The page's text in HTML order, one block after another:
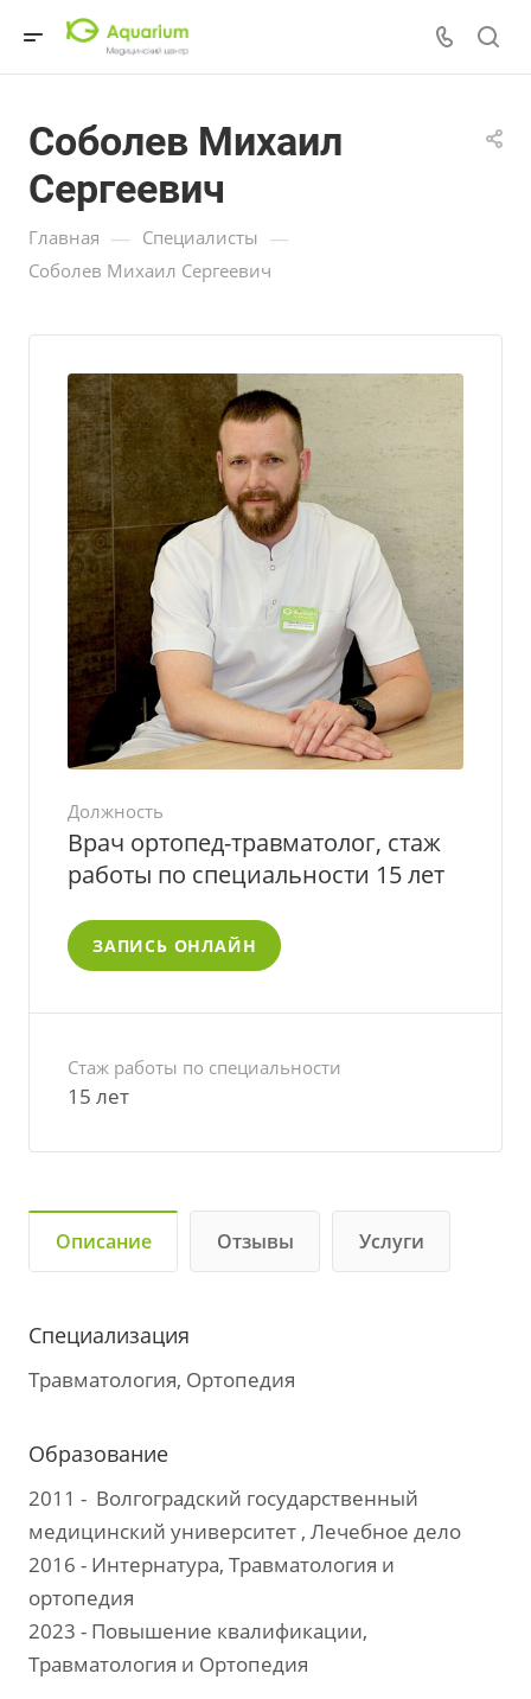
Соболев Михаил
Сергеевич
Главная — Специалисты —
Соболев Михаил Сергеевич
Должность
Врач ортопед-травматолог, стаж
работы по специальности 15 лет
ЗАПИСЬ ОНЛАЙН
Стаж работы по специальности
15 лет
Описание Отзывы Услуги
Специализация
Травматология, Ортопедия
Образование
2011 - Волгоградский государственный
медицинский университет , Лечебное дело
2016 - Интернатура, Травматология и
ортопедия
2023 - Повышение квалификации,
Травматология и Ортопедия